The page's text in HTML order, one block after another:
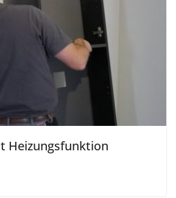
Heizungsfunktion